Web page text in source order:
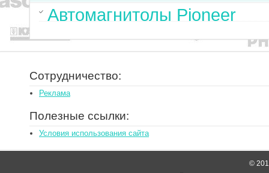
Автомагнитолы Pioneer
Сотрудничество:
Реклама
Полезные ссылки:
Условия использования сайта
©